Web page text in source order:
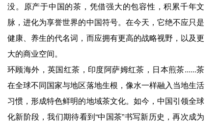
没。原产于中国的茶，凭借强大的包容性，积累千年文
脉，进化为享誉世界的中国符号。在今天，它绝不应只是
健康、养生的代名词，而应拥有更高的战略视野，以及更
大的商业空间。
环顾海外，英国红茶，印度阿萨姆红茶，日本煎茶......茶
在全球不同国家与地区落地生根，像水一样融入当地生活
习惯，形成特色鲜明的地域茶文化。如今，中国引领全球
化新阶段，我们期待看到“中国茶”书写新历史，再次成为